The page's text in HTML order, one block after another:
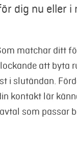
dig nu eller i
matchar ditt
att byta
i slutändan.
kontakt lär
som passar